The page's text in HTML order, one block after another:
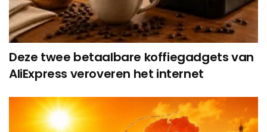
Deze twee betaalbare koffiegadgets van
AliExpress veroveren het internet